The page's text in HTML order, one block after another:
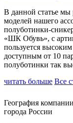
В данной статье мы
моделей нашего
полуботинки-
«ШК Обувь», с
пользуется
доступным от 10
полуботинки так
читать больше Все
География
города России